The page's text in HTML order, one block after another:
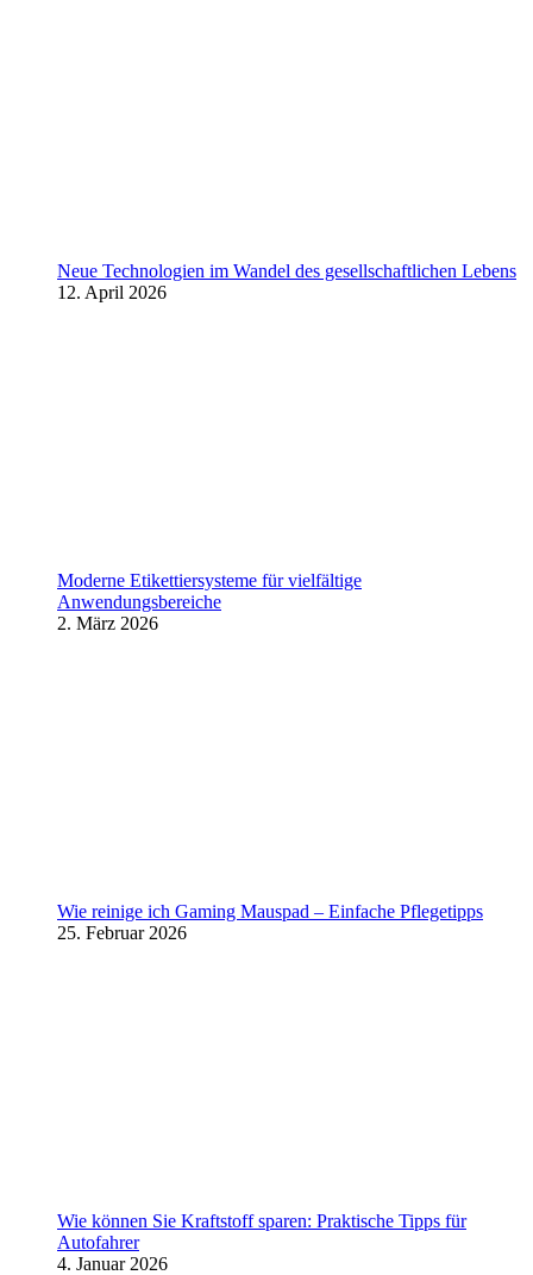
Neue Technologien im Wandel des gesellschaftlichen Lebens
12. April 2026
Moderne Etikettiersysteme für vielfältige
Anwendungsbereiche
2. März 2026
Wie reinige ich Gaming Mauspad – Einfache Pflegetipps
25. Februar 2026
Wie können Sie Kraftstoff sparen: Praktische Tipps für
Autofahrer
4. Januar 2026